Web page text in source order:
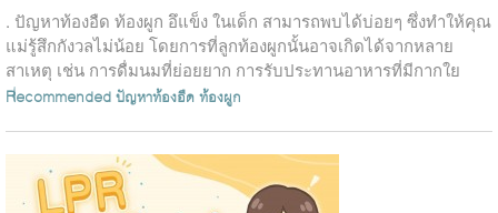
. ปัญหาท้องอืด ท้องผูก อึแข็ง ในเด็ก สามารถพบได้บ่อยๆ ซึ่งทำให้คุณ
แม่รู้สึกกังวลไม่น้อย โดยการที่ลูกท้องผูกนั้นอาจเกิดได้จากหลาย
สาเหตุ เช่น การดื่มนมที่ย่อยยาก การรับประทานอาหารที่มีกากใย
หรือพรีไบ...
Recommendedปัญหาท้องอืดท้องผูก